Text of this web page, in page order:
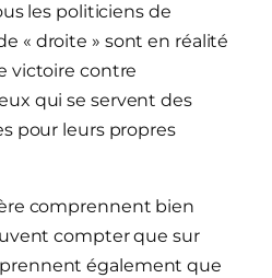
les politiciens de
« droite » sont en réalité
victoire contre
qui se servent des
pour leurs propres
comprennent bien
compter que sur
également que